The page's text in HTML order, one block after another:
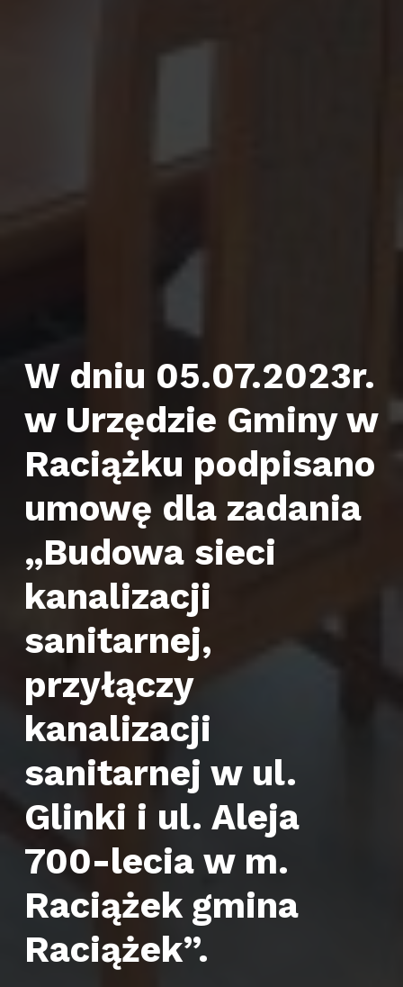
W dniu 05.07.2023r.
w Urzędzie Gminy w
Raciążku podpisano
umowę dla zadania
„Budowa sieci
kanalizacji
sanitarnej,
przyłączy
kanalizacji
sanitarnej w ul.
Glinki i ul. Aleja
700-lecia w m.
Raciążek gmina
Raciążek”.